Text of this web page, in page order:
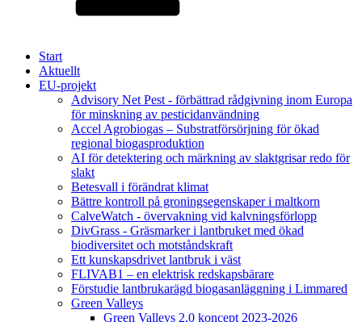
Start
Aktuellt
EU-projekt
Advisory Net Pest - förbättrad rådgivning inom Europa
för minskning av pesticidanvändning
Accel Agrobiogas – Substratförsörjning för ökad
regional biogasproduktion
AI för detektering och märkning av slaktgrisar redo för
slakt
Betesvall i förändrat klimat
Bättre kontroll på groningsegenskaper i maltkorn
CalveWatch - övervakning vid kalvningsförlopp
DivGrass - Gräsmarker i lantbruket med ökad
biodiversitet och motståndskraft
Ett kunskapsdrivet lantbruk i väst
FLIVAB1 – en elektrisk redskapsbärare
Förstudie lantbrukarägd biogasanläggning i Limmared
Green Valleys
Green Valleys 2.0 koncept 2023-2026